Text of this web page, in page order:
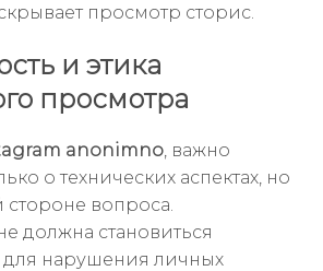
просмотр сторис.
и этика
просмотра
anonimno, важно
о технических аспектах, но
вопроса.
должна становиться
для нарушения личных